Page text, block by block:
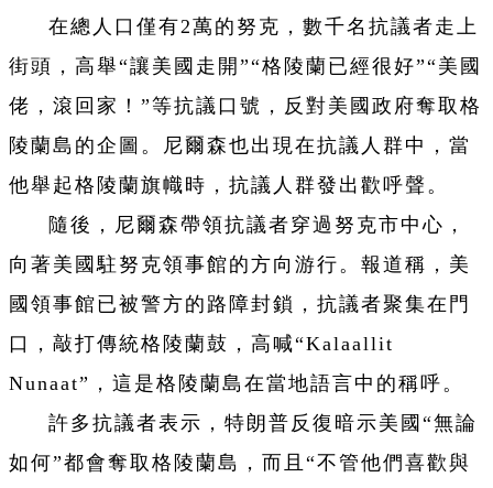
在總人口僅有2萬的努克，數千名抗議者走上
街頭，高舉“讓美國走開”“格陵蘭已經很好”“美國
佬，滾回家！”等抗議口號，反對美國政府奪取格
陵蘭島的企圖。尼爾森也出現在抗議人群中，當
他舉起格陵蘭旗幟時，抗議人群發出歡呼聲。
隨後，尼爾森帶領抗議者穿過努克市中心，
向著美國駐努克領事館的方向游行。報道稱，美
國領事館已被警方的路障封鎖，抗議者聚集在門
口，敲打傳統格陵蘭鼓，高喊“Kalaallit
Nunaat”，這是格陵蘭島在當地語言中的稱呼。
許多抗議者表示，特朗普反復暗示美國“無論
如何”都會奪取格陵蘭島，而且“不管他們喜歡與